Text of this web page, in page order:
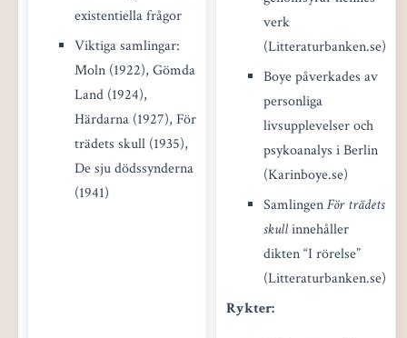
existentiella frågor
Viktiga samlingar:
Moln (1922), Gömda
Land (1924),
Härdarna (1927), För
trädets skull (1935),
De sju dödssynderna
(1941)
verk
(Litteraturbanken.se)
Boye påverkades av
personliga
livsupplevelser och
psykoanalys i Berlin
(Karinboye.se)
SamlingenFör trädets
skullinnehåller
dikten “I rörelse”
(Litteraturbanken.se)
Rykter: